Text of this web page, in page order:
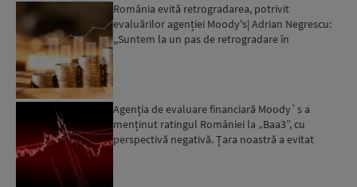
România evită retrogradarea, potrivit
evaluărilor agenției Moody's| Adrian Negrescu:
,,Suntem la un pas de retrogradare în
Agenția de evaluare financiară Moody`s a
menținut ratingul României la „Baa3”, cu
perspectivă negativă. Țara noastră a evitat